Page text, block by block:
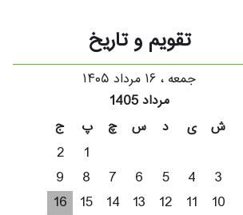
تقویم و تاریخ
جمعه ، ۱۶ مرداد ۱۴۰۵
مرداد 1405
ج
پ چ س د ی
ش
2
1
9
8 7 6 5 4
3
16
15 14 13 12 11
10